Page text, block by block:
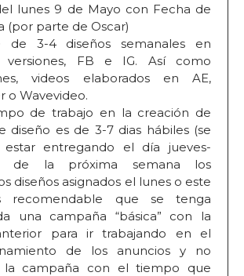
lunes 9 de Mayo con Fecha de
(por parte de Oscar)
de 3-4 diseños semanales en
versiones, FB e IG. Así como
videos elaborados en AE,
o Wavevideo.
de trabajo en la creación de
diseño es de 3-7 dias hábiles (se
estar entregando el día jueves-
de la próxima semana los
diseños asignados el lunes o este
recomendable que se tenga
una campaña “básica” con la
para ir trabajando en el
de los anuncios y no
la campaña con el tiempo que